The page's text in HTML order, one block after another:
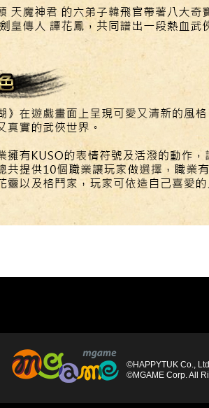
©HAPPYTUK Co.,
©MGAME Corp. All